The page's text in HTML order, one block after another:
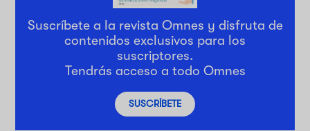
Suscríbete a la revista Omnes y disfruta de
contenidos exclusivos para los
suscriptores.
Tendrás acceso a todo Omnes
SUSCRÍBETE